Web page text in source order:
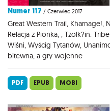
Numer 117 / Czerwiec 2017
Great Western Trail,
Relacja z Pionka, , Tzolk?in:
Wiśni, Wyścig Tytanów,
bitewna, a gry wojenne
PDF EPUB MOBI